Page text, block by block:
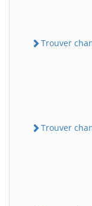
Trouver
Trouver